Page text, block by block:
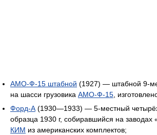
АМО-Ф-15 штабной (1927) — штабной 9-
на шасси грузовика АМО-Ф-15 ,
Форд-А (1930—1933) — 5-местный
образца 1930 г, собиравшийся на заводах
КИМ из американских комплектов;